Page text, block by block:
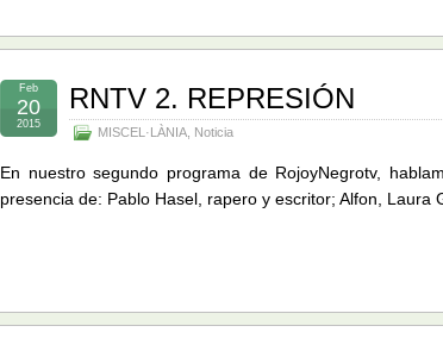
RNTV 2. REPRESIÓN
MISCEL·LÀNIA Noticia
Feb
20
2015
En nuestro segundo programa de RojoyNegrotv,
presencia de: Pablo Hasel, rapero y escritor; Alfon,